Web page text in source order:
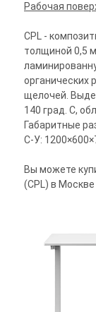
Рабочая
CPL -
толщиной 0,5
органических
щелочей.
140 град. С,
Габаритные
С-У:
Вы можете
(CPL) в